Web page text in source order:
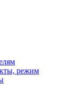
режим